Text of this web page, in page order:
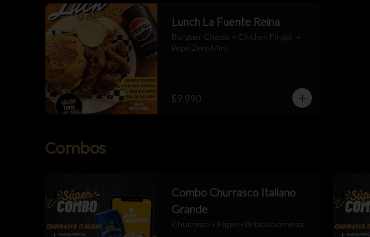
Lunch La Fuente Reina
Burguer Chesse + Chicken Finger  +
Pepsi Zero Mini
$9.990
Combos
Combo Churrasco Italiano
Grande
Churrasco + Papas +Bebida o cerveza